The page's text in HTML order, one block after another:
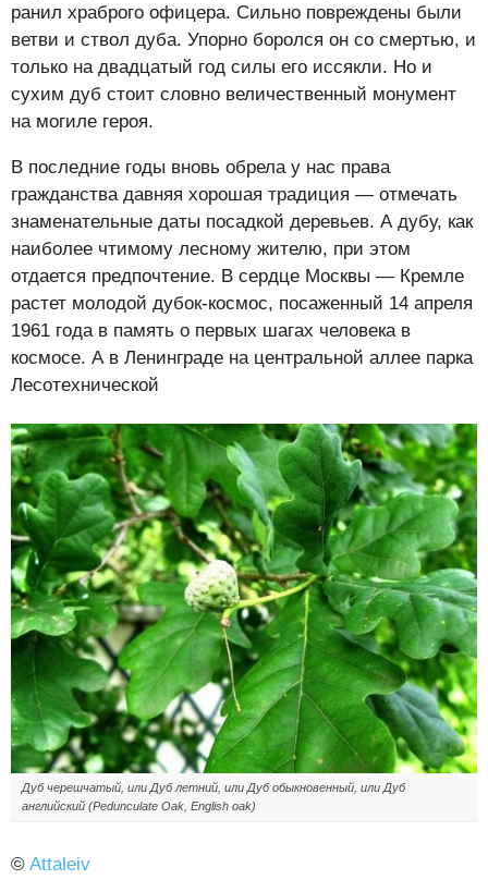
ранил храброго офицера. Сильно повреждены были
ветви и ствол дуба. Упорно боролся он со смертью, и
только на двадцатый год силы его иссякли. Но и
сухим дуб стоит словно величественный монумент
на могиле героя.
В последние годы вновь обрела у нас права
гражданства давняя хорошая традиция — отмечать
знаменательные даты посадкой деревьев. А дубу, как
наиболее чтимому лесному жителю, при этом
отдается предпочтение. В сердце Москвы — Кремле
растет молодой дубок-космос, посаженный 14 апреля
1961 года в память о первых шагах человека в
космосе. А в Ленинграде на центральной аллее парка
Лесотехнической
Дуб черешчатый, или Дуб летний, или Дуб обыкновенный, или Дуб
английский (Pedunculate Oak, English oak)
© Attaleiv